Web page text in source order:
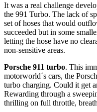
It was a real challenge
the 991 Turbo. The lack of
set of hoses that would
succeeded but in some
letting the hose have no
non-sensitive areas.
Porsche 911 turbo. This
motorworld´s cars, the
turbo charging. Could it get
Rewarding through a
thrilling on full throttle,